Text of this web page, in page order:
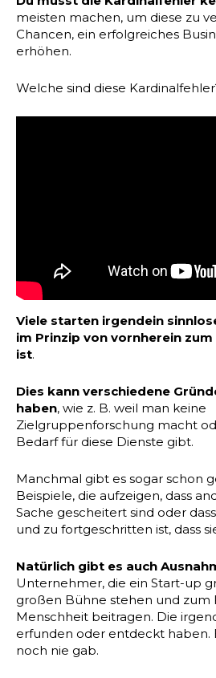
meisten machen, um diese zu
Chancen, ein erfolgreiches
erhöhen.
Welche sind diese
Viele starten irgendein
im Prinzip von vornherein
ist.
Dies kann verschiedene
haben, wie z. B. weil man keine
Zielgruppenforschung macht
Bedarf für diese Dienste gibt.
Manchmal gibt es sogar schon
Beispiele, die aufzeigen, dass
Sache gescheitert sind oder
und zu fortgeschritten ist, dass
Natürlich gibt es auch
Unternehmer, die ein Start-up
großen Bühne stehen und zum
Menschheit beitragen. Die
erfunden oder entdeckt haben.
noch nie gab.